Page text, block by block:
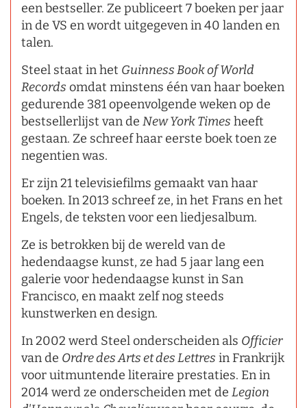
een bestseller. Ze publiceert 7 boeken per jaar
in de VS en wordt uitgegeven in 40 landen en
talen.
Steel staat in het Guinness Book of World
Records omdat minstens één van haar boeken
gedurende 381 opeenvolgende weken op de
bestsellerlijst van de New York Times heeft
gestaan. Ze schreef haar eerste boek toen ze
negentien was.
Er zijn 21 televisiefilms gemaakt van haar
boeken. In 2013 schreef ze, in het Frans en het
Engels, de teksten voor een liedjesalbum.
Ze is betrokken bij de wereld van de
hedendaagse kunst, ze had 5 jaar lang een
galerie voor hedendaagse kunst in San
Francisco, en maakt zelf nog steeds
kunstwerken en design.
In 2002 werd Steel onderscheiden als Officier
van de Ordre des Arts et des Lettres in Frankrijk
voor uitmuntende literaire prestaties. En in
2014 werd ze onderscheiden met de Legion